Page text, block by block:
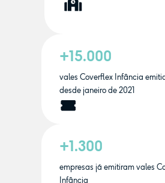
+15.000
vales Coverflex Infância
desde janeiro de 2021
+1.300
empresas já emitiram vales
Infância